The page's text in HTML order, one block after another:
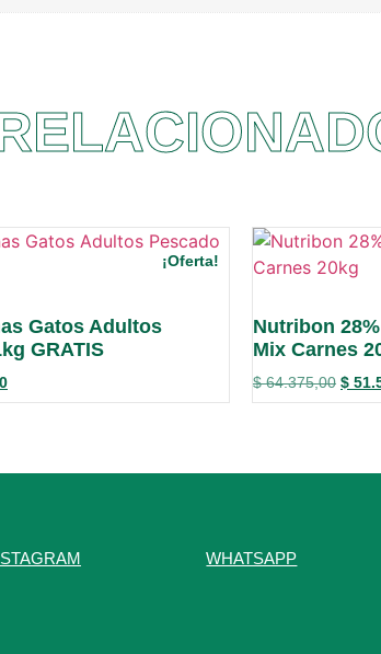
¡Oferta!
Gatos Adultos
GRATIS
Nutribon
Mix Carnes
$64.375,00 $
WHATSAPP